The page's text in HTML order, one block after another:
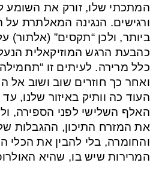
המתכתי שלו, זורק את השומע
ורגישים. הנגינה המאלתרת על
ביותר, ולכן “תקסים” (אלתור)
כהבעת הרגש המוזיקאלית
כלל מרירה. לעיתים זו
ואחר כך חוזרים שוב ושוב אל
העוד כה וותיק באיזור שלנו,
האלף השלישי לפני הספירה,
את המזרח התיכון, ההגבלות
והחומרה, בלי להבין את הכלי
המרירות שיש בו, שהיא